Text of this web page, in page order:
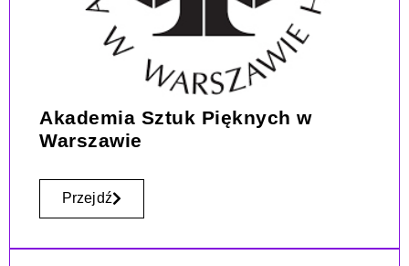
Akademia Sztuk Pięknych w
Warszawie
Przejdź